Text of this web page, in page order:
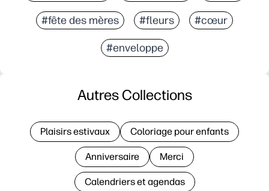
#fête des mères #fleurs #cœur
#enveloppe
Autres Collections
Plaisirs estivaux Coloriage pour enfants
Anniversaire Merci
Calendriers et agendas